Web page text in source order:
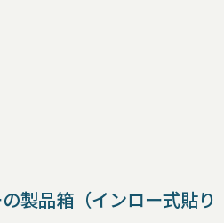
製品箱（インロー式貼り